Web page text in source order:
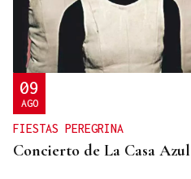
09
AGO
FIESTAS PEREGRINA
Concierto de La Casa